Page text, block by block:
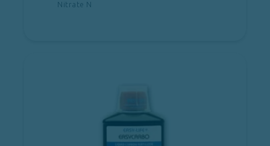
Nitrate N